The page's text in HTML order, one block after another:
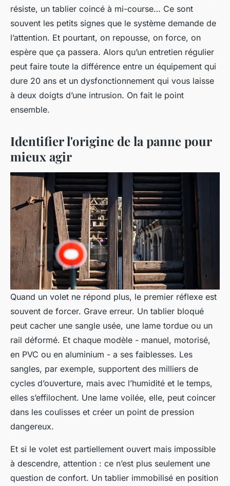
résiste, un tablier coincé à mi-course… Ce sont
souvent les petits signes que le système demande de
l’attention. Et pourtant, on repousse, on force, on
espère que ça passera. Alors qu’un entretien régulier
peut faire toute la différence entre un équipement qui
dure 20 ans et un dysfonctionnement qui vous laisse
à deux doigts d’une intrusion. On fait le point
ensemble.
Identifier l'origine de la panne pour
mieux agir
Quand un volet ne répond plus, le premier réflexe est
souvent de forcer. Grave erreur. Un tablier bloqué
peut cacher une sangle usée, une lame tordue ou un
rail déformé. Et chaque modèle - manuel, motorisé,
en PVC ou en aluminium - a ses faiblesses. Les
sangles, par exemple, supportent des milliers de
cycles d’ouverture, mais avec l’humidité et le temps,
elles s’effilochent. Une lame voilée, elle, peut coincer
dans les coulisses et créer un point de pression
dangereux.
Et si le volet est partiellement ouvert mais impossible
à descendre, attention : ce n’est plus seulement une
question de confort. Un tablier immobilisé en position